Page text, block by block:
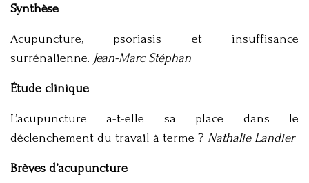
Synthèse
Acupuncture, psoriasis et insuffisance
surrénalienne. Jean-Marc Stéphan
Étude clinique
L’acupuncture a-t-elle sa place dans le
déclenchement du travail à terme ? Nathalie Landier
Brèves d’acupuncture